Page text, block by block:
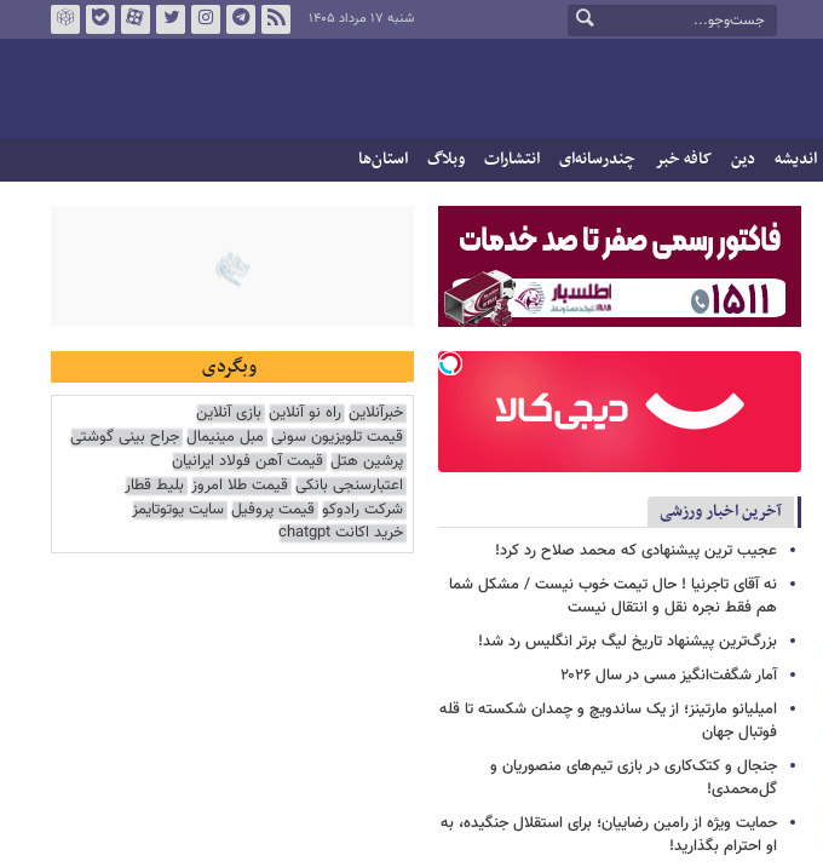
شنبه ۱۷ مرداد ۱۴۰۵
اندیشه دین کافه خبر چندرسانه‌ای انتشارات وبلاگ استان‌ها
آخرین اخبار ورزشی
عجیب ترین پیشنهادی که محمد صلاح رد کرد!
نه آقای تاجرنیا ! حال تیمت خوب نیست / مشکل شما
هم فقط نجره نقل و انتقال نیست
بزرگ‌ترین پیشنهاد تاریخ لیگ برتر انگلیس رد شد!
آمار شگفت‌انگیز مسی در سال ۲۰۲۶
امیلیانو مارتینز؛ از یک ساندویچ و چمدان شکسته تا قله
فوتبال جهان
جنجال و کتک‌کاری در بازی تیم‌های منصوریان و
گل‌محمدی!
حمایت ویژه از رامین رضاییان؛ برای استقلال جنگیده، به
او احترام بگذارید!
وبگردی
خبرآنلاین راه نو آنلاین بازی آنلاین
قیمت تلویزیون سونی مبل مینیمال جراح بینی گوشتی
پرشین هتل قیمت آهن فولاد ایرانیان
اعتبارسنجی بانکی قیمت طلا امروز بلیط قطار
شرکت رادوکو قیمت پروفیل سایت یوتوتایمز
خرید اکانت chatgpt